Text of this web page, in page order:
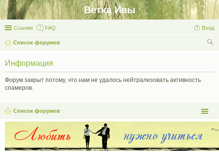
Ветка Ивы
Ссылки FAQ Вход
Список форумов
Информация
Форум закрыт потому, что нам не удалось нейтрализовать активность
спамеров.
Список форумов